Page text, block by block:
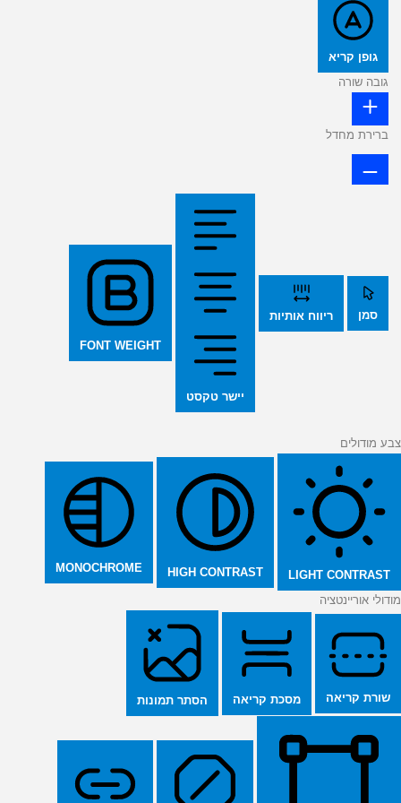
גופן קריא
גובה שורה
ברירת מחדל
סמן ריווח אותיות
יישר טקסט
FONT WEIGHT
צבע מודולים
LIGHT CONTRAST
HIGH CONTRAST
MONOCHROME
מודולי אוריינטציה
שורת קריאה מסכת קריאה הסתר תמונות